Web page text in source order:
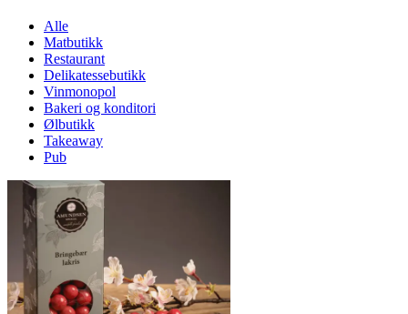
Mat og drikke
Helse
Aktiviteter
Tilbud
Søk
Alle
Matbutikk
Restaurant
Delikatessebutikk
Vinmonopol
Bakeri og konditori
Ølbutikk
Takeaway
Pub